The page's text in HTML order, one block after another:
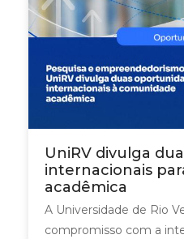
UniRV divulga
internacionais
acadêmica
A Universidade de Rio
compromisso com a